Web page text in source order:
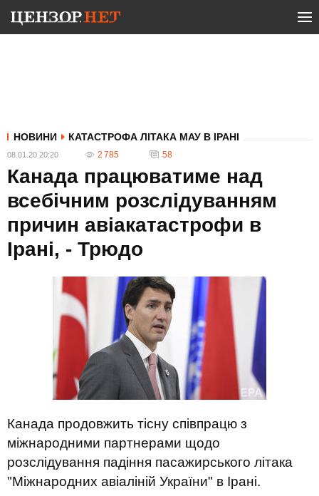
НОВИНИ КАТАСТРОФА ЛІТАКА МАУ В ІРАНІ
08.01.20 20:20 2 785 58
Канада працюватиме над
всебічним розслідуванням
причин авіакатастрофи в
Ірані, - Трюдо
Канада продовжить тісну співпрацю з
міжнародними партнерами щодо
розслідування падіння пасажирського літака
"Міжнародних авіаліній України" в Ірані.